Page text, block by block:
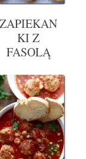
ZAPIEKAN
KI Z
FASOLĄ